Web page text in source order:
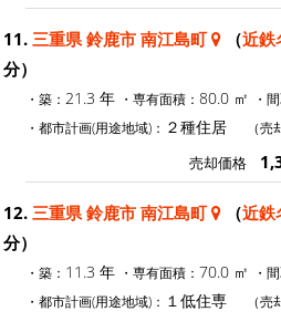
11. 三重県 鈴鹿市 南江島町 （近鉄
分）
・築： 21.3 年 ・専有面積： 80.0 ㎡ ・
・都市計画(用途地域)： ２種住居 （
売却価格
12. 三重県 鈴鹿市 南江島町 （近鉄
分）
・築： 11.3 年 ・専有面積： 70.0 ㎡ ・
・都市計画(用途地域)： １低住専 （